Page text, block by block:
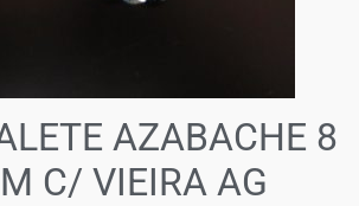
AZABACHE 8
C/ VIEIRA AG